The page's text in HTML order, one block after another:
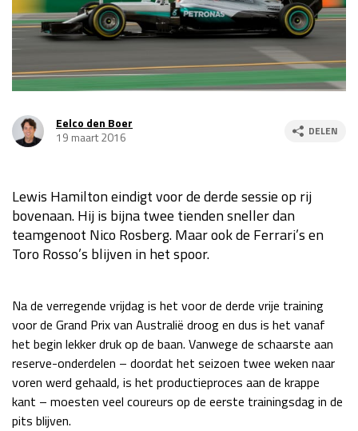
Race
za 13:00 - 15:00
GP VERENIGDE STATEN 2026 23 - 25 okt
Kwalificatie
za 22:00 - 23:00
Race
zo 21:00 - 23:00
GP SÃO PAULO 2026 06 - 08 nov
Kwalificatie
za 19:00 - 20:00
Race
zo 18:00 - 20:00
LAS VEGAS GRAND PRIX 2026 20 - 22 nov
Kwalificatie
za 05:00 - 06:00
GP ABU DHABI 2026 04 - 06 dec
Eelco den Boer
19 maart 2016
DELEN
Lewis Hamilton eindigt voor de derde sessie op rij
bovenaan. Hij is bijna twee tienden sneller dan
teamgenoot Nico Rosberg. Maar ook de Ferrari’s en
Toro Rosso’s blijven in het spoor.
Na de verregende vrijdag is het voor de derde vrije training
voor de Grand Prix van Australië droog en dus is het vanaf
het begin lekker druk op de baan. Vanwege de schaarste aan
reserve-onderdelen – doordat het seizoen twee weken naar
voren werd gehaald, is het productieproces aan de krappe
kant – moesten veel coureurs op de eerste trainingsdag in de
pits blijven.